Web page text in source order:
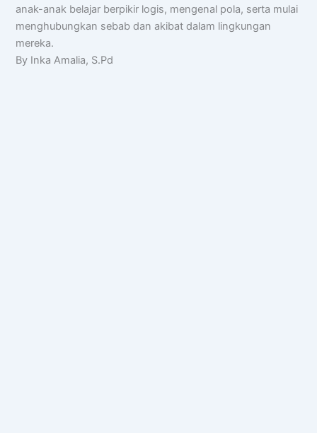
anak-anak belajar berpikir logis, mengenal pola, serta mulai
menghubungkan sebab dan akibat dalam lingkungan
mereka.
By Inka Amalia, S.Pd